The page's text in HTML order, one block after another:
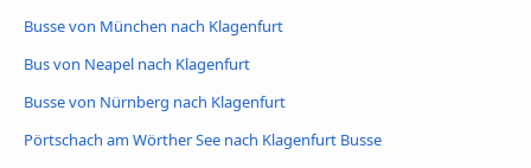
Busse von München nach Klagenfurt
Bus von Neapel nach Klagenfurt
Busse von Nürnberg nach Klagenfurt
Pörtschach am Wörther See nach Klagenfurt Busse